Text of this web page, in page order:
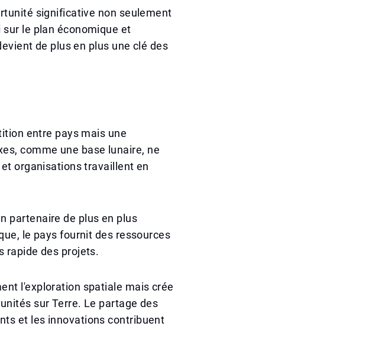
significative non seulement
le plan économique et
de plus en plus une clé des
entre pays mais une
comme une base lunaire, ne
organisations travaillent en
partenaire de plus en plus
le pays fournit des ressources
rapide des projets.
l'exploration spatiale mais crée
sur Terre. Le partage des
et les innovations contribuent